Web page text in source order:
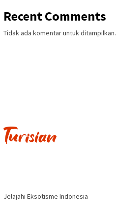
Recent Comments
Tidak ada komentar untuk ditampilkan.
Jelajahi Eksotisme Indonesia